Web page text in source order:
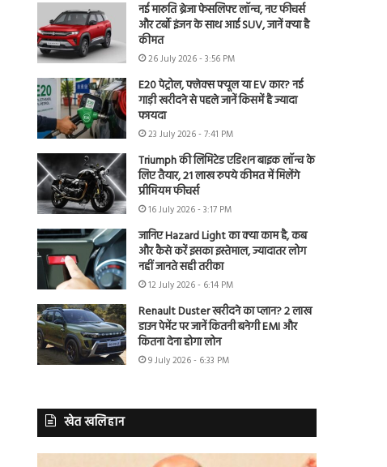
नई मारुति ब्रेजा फेसलिफ्ट लॉन्च, नए फीचर्स
और टर्बो इंजन के साथ आई SUV, जानें क्या है
कीमत
26 July 2026 - 3:56 PM
E20 पेट्रोल, फ्लेक्स फ्यूल या EV कार? नई
गाड़ी खरीदने से पहले जानें किसमें है ज्यादा
फायदा
23 July 2026 - 7:41 PM
Triumph की लिमिटेड एडिशन बाइक लॉन्च के
लिए तैयार, 21 लाख रुपये कीमत में मिलेंगे
प्रीमियम फीचर्स
16 July 2026 - 3:17 PM
जानिए Hazard Light का क्या काम है, कब
और कैसे करें इसका इस्तेमाल, ज्यादातर लोग
नहीं जानते सही तरीका
12 July 2026 - 6:14 PM
Renault Duster खरीदने का प्लान? 2 लाख
डाउन पेमेंट पर जानें कितनी बनेगी EMI और
कितना देना होगा लोन
9 July 2026 - 6:33 PM
खेत खलिहान